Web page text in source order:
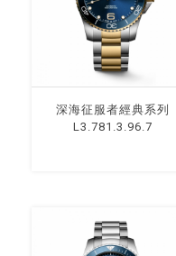
深海征服者經典系列
L3.781.3.96.7